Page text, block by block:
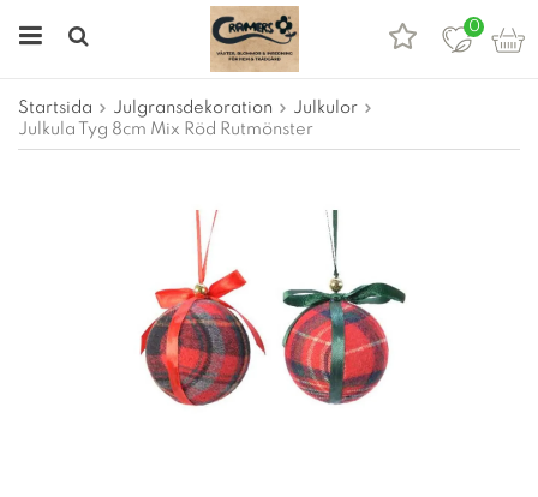
0
Startsida Julgransdekoration
Julkulor
Julkula Tyg 8cm Mix Röd Rutmönster